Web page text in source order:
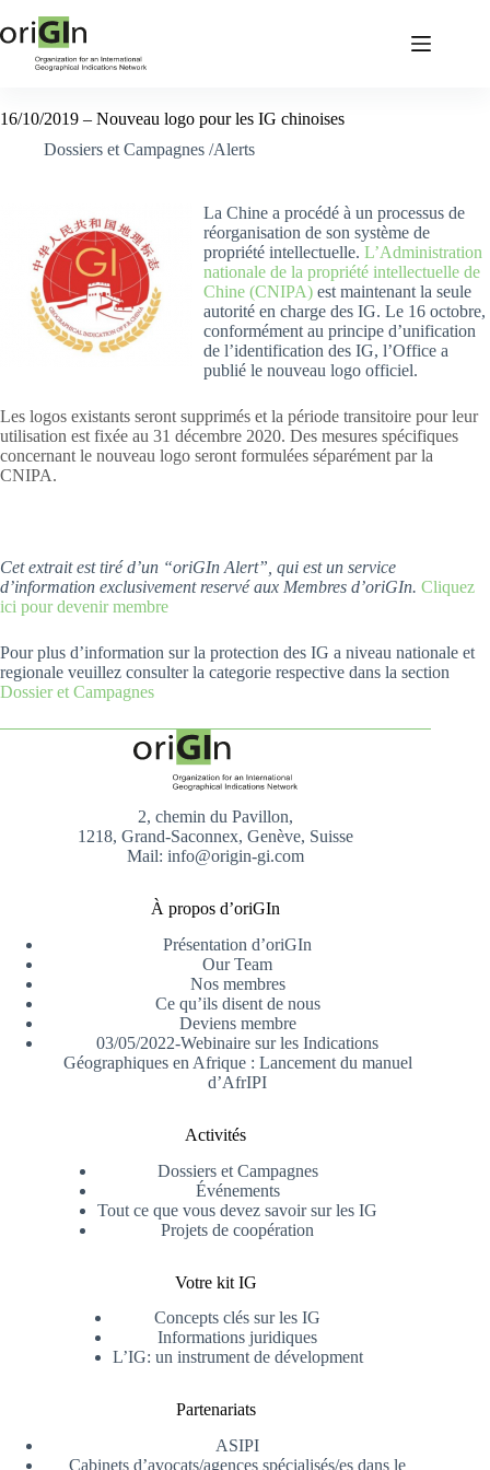
16/10/2019 – Nouveau logo pour les IG chinoises
Dossiers et Campagnes /Alerts
La Chine a procédé à un processus de
réorganisation de son système de
propriété intellectuelle. L’Administration
nationale de la propriété intellectuelle de
Chine (CNIPA) est maintenant la seule
autorité en charge des IG. Le 16 octobre,
conformément au principe d’unification
de l’identification des IG, l’Office a
publié le nouveau logo officiel.
Les logos existants seront supprimés et la période transitoire pour leur
utilisation est fixée au 31 décembre 2020. Des mesures spécifiques
concernant le nouveau logo seront formulées séparément par la
CNIPA.
Cet extrait est tiré d’un “oriGIn Alert”, qui est un service
d’information exclusivement reservé aux Membres d’oriGIn. Cliquez
ici pour devenir membre
Pour plus d’information sur la protection des IG a niveau nationale et
regionale veuillez consulter la categorie respective dans la section
Dossier et Campagnes
2, chemin du Pavillon,
1218, Grand-Saconnex, Genève, Suisse
Mail: info@origin-gi.com
À propos d’oriGIn
Présentation d’oriGIn
Our Team
Nos membres
Ce qu’ils disent de nous
Deviens membre
03/05/2022-Webinaire sur les Indications
Géographiques en Afrique : Lancement du manuel
d’AfrIPI
Activités
Dossiers et Campagnes
Événements
Tout ce que vous devez savoir sur les IG
Projets de coopération
Votre kit IG
Concepts clés sur les IG
Informations juridiques
L’IG: un instrument de dévelopment
Partenariats
ASIPI
Cabinets d’avocats/agences spécialisés/es dans le